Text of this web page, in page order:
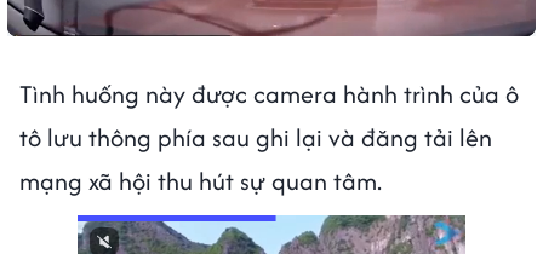
Tình huống này được camera hành trình của ô
tô lưu thông phía sau ghi lại và đăng tải lên
mạng xã hội thu hút sự quan tâm.